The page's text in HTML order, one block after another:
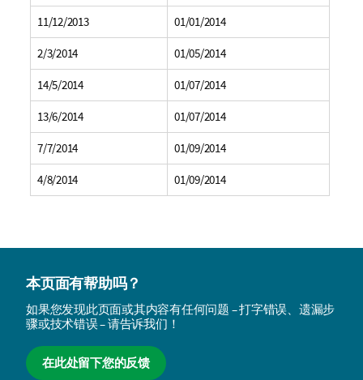
11/12/2013 01/01/2014
2/3/2014 01/05/2014
14/5/2014 01/07/2014
13/6/2014 01/07/2014
7/7/2014 01/09/2014
4/8/2014 01/09/2014
本页面有帮助吗？
如果您发现此页面或其内容有任何问题 – 打字错误、遗漏步
骤或技术错误 – 请告诉我们！
在此处留下您的反馈